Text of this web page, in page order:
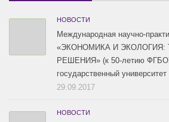
НОВОСТИ
Международная научно-
«ЭКОНОМИКА И
РЕШЕНИЯ» (к 50-летию
государственный
29.09.2017
НОВОСТИ